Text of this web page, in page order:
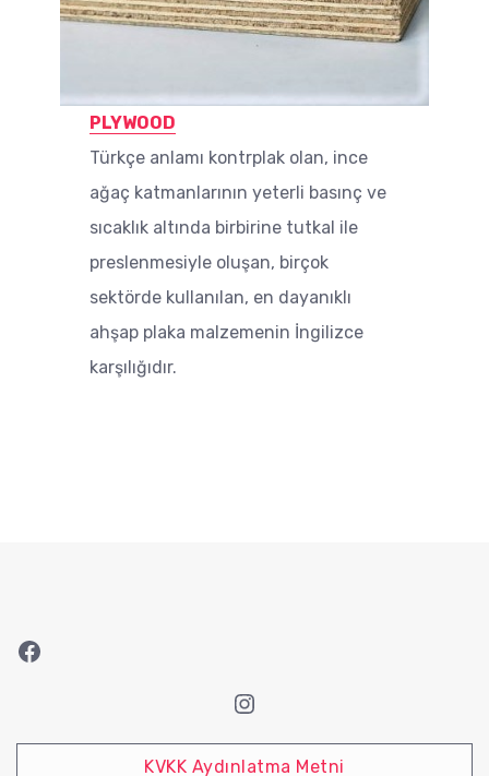
PLYWOOD
Türkçe anlamı kontrplak olan, ince
ağaç katmanlarının yeterli basınç ve
sıcaklık altında birbirine tutkal ile
preslenmesiyle oluşan, birçok
sektörde kullanılan, en dayanıklı
ahşap plaka malzemenin İngilizce
karşılığıdır.
Facebook
Instagram
KVKK Aydınlatma Metni